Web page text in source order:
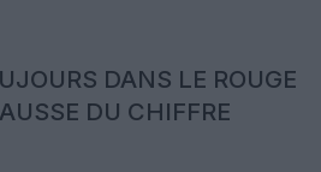
DANS LE ROUGE
DU CHIFFRE